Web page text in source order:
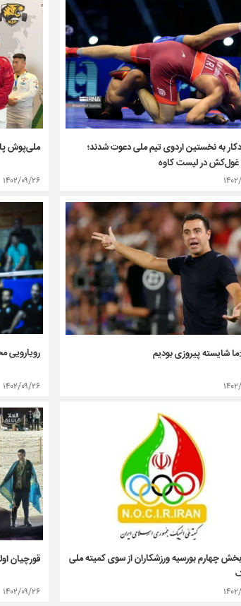
به نخستین اردوی تیم ملی دعوت شدند؛
در لیست کاوه
۲۶
ملی‌پوش
۱۴۰۲/۰۹/۲۶
شایسته پیروزی بودیم
۲۶
رویارویی
۱۴۰۲/۰۹/۲۶
بخش چهارم بورسیه ورزشکاران از سوی کمیته ملی
۲۶
قورچیان
۱۴۰۲/۰۹/۲۶